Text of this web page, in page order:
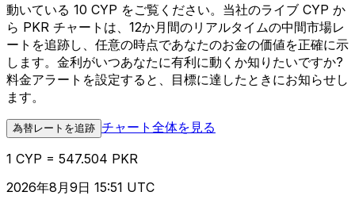
動いている 10 CYP をご覧ください。当社のライブ CYP か
ら PKR チャートは、12か月間のリアルタイムの中間市場レ
ートを追跡し、任意の時点であなたのお金の価値を正確に示
します。金利がいつあなたに有利に動くか知りたいですか?
料金アラートを設定すると、目標に達したときにお知らせし
ます。
為替レートを追跡 チャート全体を見る
1 CYP = 547.504 PKR
2026年8月9日 15:51 UTC